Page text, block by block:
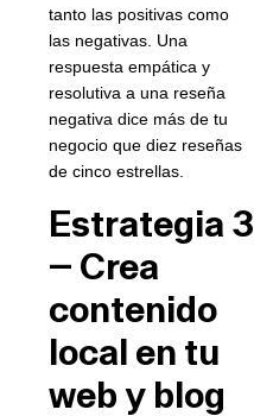
tanto las positivas como
las negativas. Una
respuesta empática y
resolutiva a una reseña
negativa dice más de tu
negocio que diez reseñas
de cinco estrellas.
Estrategia 3
— Crea
contenido
local en tu
web y blog